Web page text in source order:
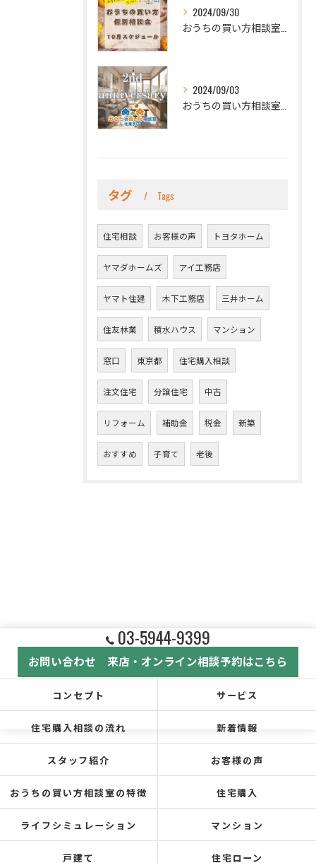
2024/09/30
2024/09/03
タグ Tags
住宅相談 お客様の声 トヨタホーム
ヤマダホームズ アイ工務店
ヤマト住建 木下工務店 三井ホーム
住友林業 積水ハウス マンション
窓口 東京都 住宅購入相談
注文住宅 分譲住宅 中古
リフォーム 補助金 税金 新築
おすすめ 子育て 老後
03-5944-9399
お問い合わせ 来店・オンライン相談予約はこちら
コンセプト サービス
住宅購入相談の流れ 新着情報
スタッフ紹介 お客様の声
おうちの買い方相談室の特徴 住宅購入
ライフシミュレーション マンション
戸建て 住宅ローン